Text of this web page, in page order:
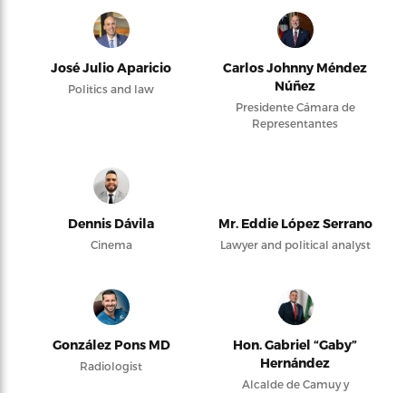
José Julio Aparicio
Politics and law
Carlos Johnny Méndez
Núñez
Presidente Cámara de
Representantes
Dennis Dávila
Cinema
Mr. Eddie López Serrano
Lawyer and political analyst
González Pons MD
Radiologist
Hon. Gabriel “Gaby”
Hernández
Alcalde de Camuy y